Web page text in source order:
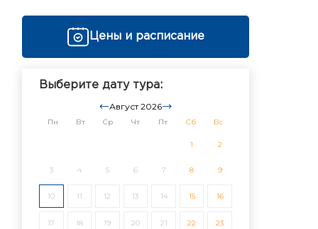
Цены и расписание
Выберите дату тура:
Август 2026
Пн Вт Ср Чт Пт Сб Вс
1 2
3 4 5 6 7 8 9
10 11 12 13 14 15 16
17 18 19 20 21 22 23